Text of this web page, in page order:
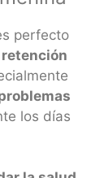
perfecto
los días